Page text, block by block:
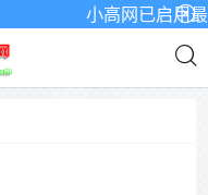
小高网已启用最